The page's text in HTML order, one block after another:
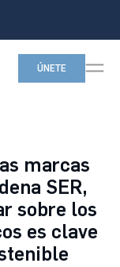
ÚNETE
marcas
SER,
sobre los
es clave